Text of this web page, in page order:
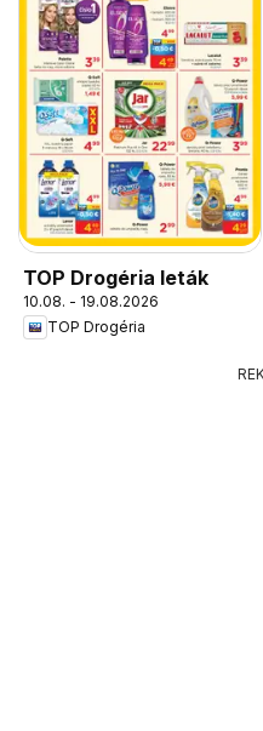
TOP Drogéria leták
10.08. - 19.08.2026
TOP Drogéria